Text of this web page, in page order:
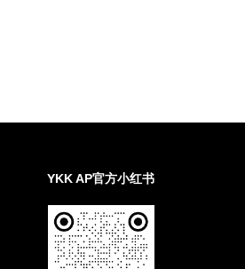
YKK AP官方小红书